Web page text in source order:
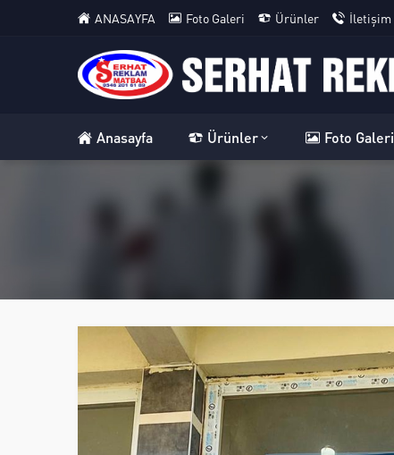
ANASAYFA Foto Galeri Ürünler İletişim
Anasayfa Ürünler Foto Galeri